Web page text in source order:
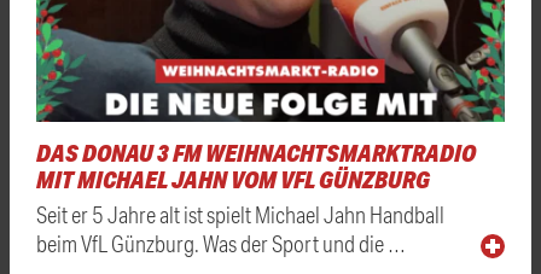
DAS DONAU 3 FM WEIHNACHTSMARKTRADIO
MIT MICHAEL JAHN VOM VFL GÜNZBURG
Seit er 5 Jahre alt ist spielt Michael Jahn Handball
beim VfL Günzburg. Was der Sport und die …